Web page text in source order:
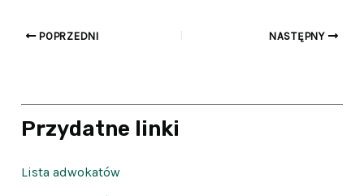
POPRZEDNI NASTĘPNY
Przydatne linki
Lista adwokatów